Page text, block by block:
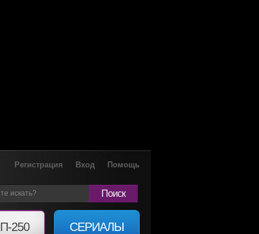
Регистрация Вход Помощь
Поиск
250 СЕРИАЛЫ